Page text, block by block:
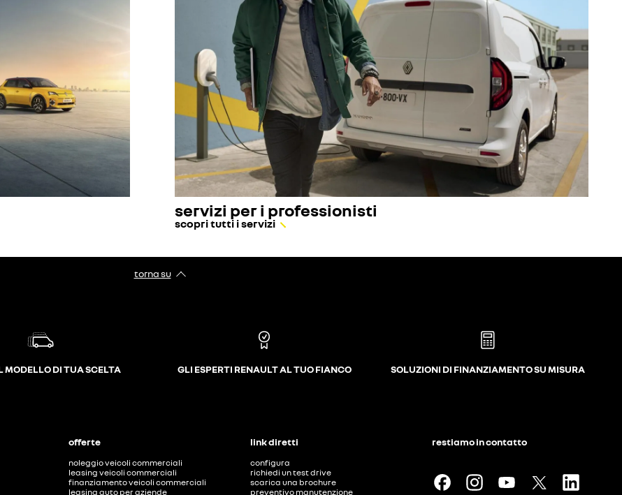
servizi per i professionisti
scopri tutti i servizi
torna su
MODELLO DI TUA SCELTA GLI ESPERTI RENAULT AL TUO FIANCO SOLUZIONI DI FINANZIAMENTO SU MISURA
offerte
noleggio veicoli commerciali
leasing veicoli commerciali
finanziamento veicoli commerciali
leasing auto per aziende
link diretti
configura
richiedi un test drive
scarica una brochure
preventivo manutenzione
restiamo in contatto